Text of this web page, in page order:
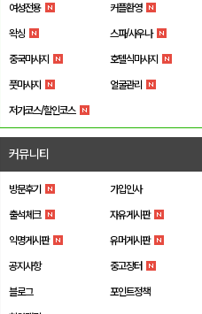
여성전용 커플환영
왁싱 스파/사우나
중국마사지 호텔식마사지
풋마사지 얼굴관리
저가코스/할인코스
커뮤니티
방문후기 가입인사
출석체크 자유게시판
익명게시판 유머게시판
공지사항 중고장터
블로그 포인트정책